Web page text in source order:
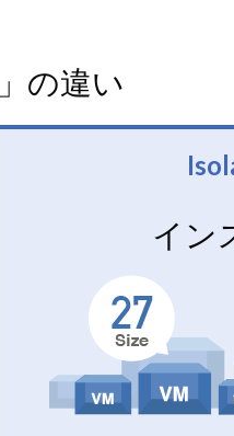
の違い
イン